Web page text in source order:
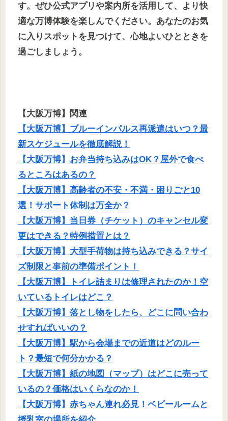
す。ぜひ公式アプリや案内所を活用して、より快
適な万博体験を楽しんでください。あなたのお気
に入りスポットを見つけて、心地よいひとときを
過ごしましょう。
【大阪万博】関連
【大阪万博】ブルーインパルス再派遣はいつ？最
新スケジュールを徹底解説！
【大阪万博】お弁当持ち込みはOK？屋外で食べ
るところはあるの？
【大阪万博】高齢者の不安・不満・困りごと10
選！サポート体制は万全か？
【大阪万博】当日券（チケット）のキャンセル変
更はできる？特例措置とは？
【大阪万博】大型手荷物は持ち込みできる？サイ
ズ制限と事前の準備ポイント！
【大阪万博】トイレ詰まりは修理されたのか！空
いているトイレはどこ？
【大阪万博】落とし物をしたら、どこに問い合わ
せすればいいの？
【大阪万博】駅から会場までの近道はどのルー
ト？最短で何分かかる？
【大阪万博】紙の地図（マップ）はどこに売って
いるの？価格はいくらなのか！
【大阪万博】赤ちゃん連れ必見！ベビールームと